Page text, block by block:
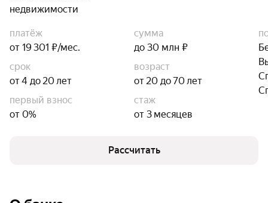
недвижимости
платёж
от 19 301 ₽/мес.
сумма
до 30 млн ₽
срок
от 4 до 20 лет
возраст
от 20 до 70 лет
первый взнос
от 0%
стаж
от 3 месяцев
Рассчитать